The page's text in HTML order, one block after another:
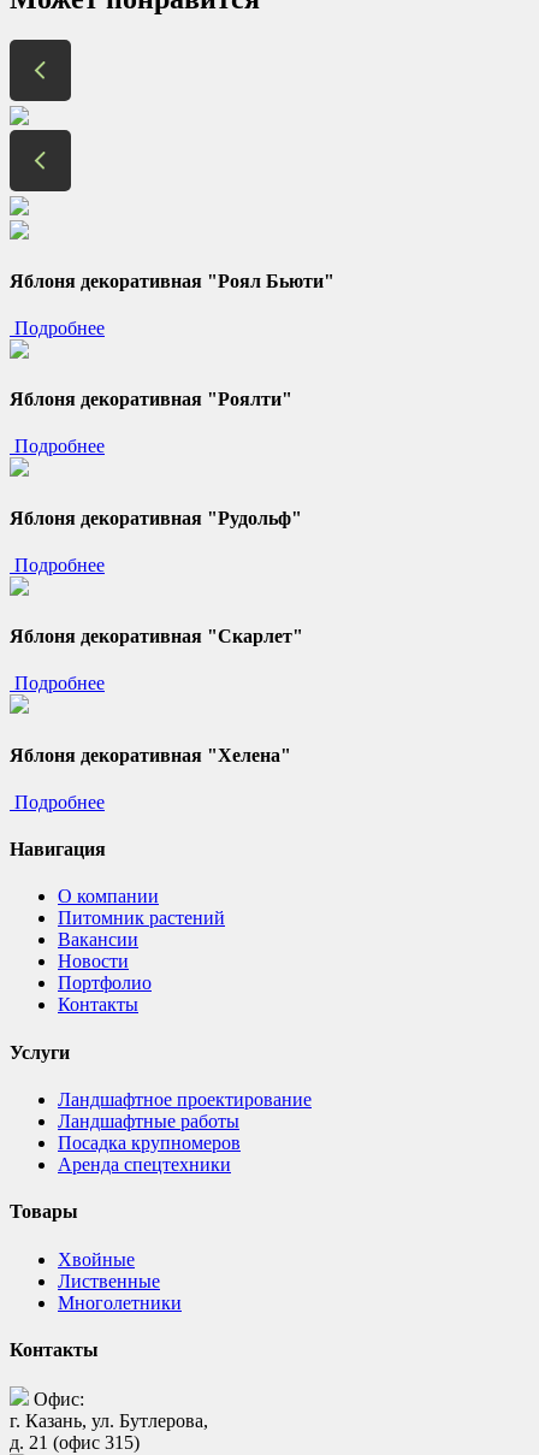
Яблоня декоративная "Роял Бьюти"
Подробнее
Яблоня декоративная "Роялти"
Подробнее
Яблоня декоративная "Рудольф"
Подробнее
Яблоня декоративная "Скарлет"
Подробнее
Яблоня декоративная "Хелена"
Подробнее
Навигация
О компании
Питомник растений
Вакансии
Новости
Портфолио
Контакты
Услуги
Ландшафтное проектирование
Ландшафтные работы
Посадка крупномеров
Аренда спецтехники
Товары
Хвойные
Лиственные
Многолетники
Контакты
Офис:
г. Казань, ул. Бутлерова,
д. 21 (офис 315)